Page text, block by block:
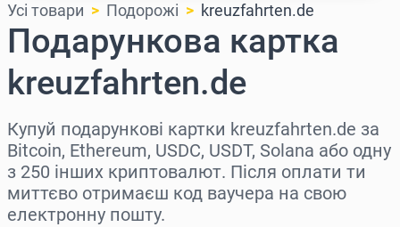
Усі товари Подорожі kreuzfahrten.de
Подарункова картка
kreuzfahrten.de
Купуй подарункові картки kreuzfahrten.de за
Bitcoin, Ethereum, USDC, USDT, Solana або одну
з 250 інших криптовалют. Після оплати ти
миттєво отримаєш код ваучера на свою
електронну пошту.